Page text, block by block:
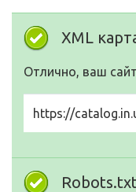
XML
Отлично, ваш
https://